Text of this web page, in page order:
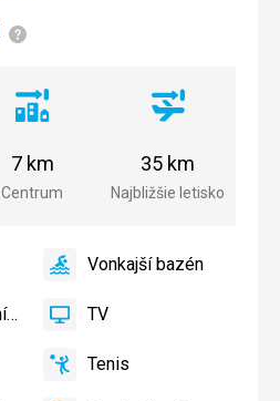
Informácie
Vzdialenosť
centra
Centrum
7 km
Vzdialenosť
letiska
Najbližšie letisko
35 km
VonkajšíVonkajší bazén
áno
Lehátka a slnečníky pri bazéne zadarmo TV TV
áno
TenisTenis
áno